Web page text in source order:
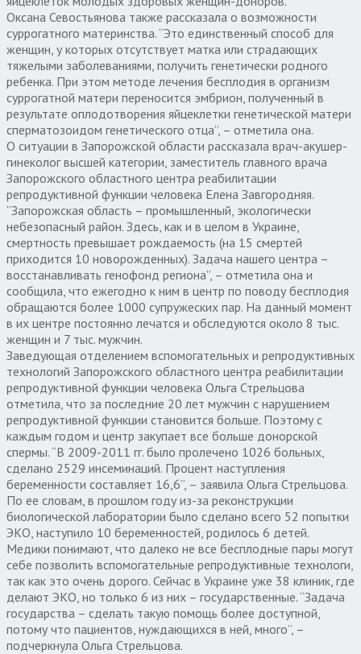
Оксана Севостьянова также рассказала о возможности
суррогатного материнства. “Это единственный способ для
женщин, у которых отсутствует матка или страдающих
тяжелыми заболеваниями, получить генетически родного
ребенка. При этом методе лечения бесплодия в организм
суррогатной матери переносится эмбрион, полученный в
результате оплодотворения яйцеклетки генетической матери
сперматозоидом генетического отца”, – отметила она.
О ситуации в Запорожской области рассказала врач-акушер-
гинеколог высшей категории, заместитель главного врача
Запорожского областного центра реабилитации
репродуктивной функции человека Елена Завгородняя.
“Запорожская область – промышленный, экологически
небезопасный район. Здесь, как и в целом в Украине,
смертность превышает рождаемость (на 15 смертей
приходится 10 новорожденных). Задача нашего центра –
восстанавливать генофонд региона”, – отметила она и
сообщила, что ежегодно к ним в центр по поводу бесплодия
обращаются более 1000 супружеских пар. На данный момент
в их центре постоянно лечатся и обследуются около 8 тыс.
женщин и 7 тыс. мужчин.
Заведующая отделением вспомогательных и репродуктивных
технологий Запорожского областного центра реабилитации
репродуктивной функции человека Ольга Стрельцова
отметила, что за последние 20 лет мужчин с нарушением
репродуктивной функции становится больше. Поэтому с
каждым годом и центр закупает все больше донорской
спермы. “В 2009-2011 гг. было пролечено 1026 больных,
сделано 2529 инсеминаций. Процент наступления
беременности составляет 16,6”, – заявила Ольга Стрельцова.
По ее словам, в прошлом году из-за реконструкции
биологической лаборатории было сделано всего 52 попытки
ЭКО, наступило 10 беременностей, родилось 6 детей.
Медики понимают, что далеко не все бесплодные пары могут
себе позволить вспомогательные репродуктивные технологи,
так как это очень дорого. Сейчас в Украине уже 38 клиник, где
делают ЭКО, но только 6 из них – государственные. “Задача
государства – сделать такую помощь более доступной,
потому что пациентов, нуждающихся в ней, много”, –
подчеркнула Ольга Стрельцова.